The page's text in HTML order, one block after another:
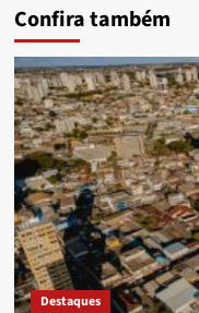
Confira também
Destaques